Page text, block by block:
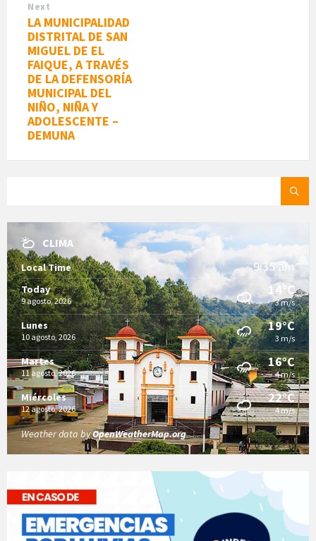
Next
LA MUNICIPALIDAD
DISTRITAL DE SAN
MIGUEL DE EL
FAIQUE, A TRAVÉS
DE LA DEFENSORÍA
MUNICIPAL DEL
NIÑO, NIÑA Y
ADOLESCENTE –
DEMUNA
CLIMA
Local Time 9:35 am
Today
9 agosto, 2026
14°C
3 m/s
Lunes
10 agosto, 2026
19°C
3 m/s
Martes
11 agosto, 2026
16°C
4 m/s
Miércoles
12 agosto, 2026
22°C
4 m/s
Weather data byOpenWeatherMap.org